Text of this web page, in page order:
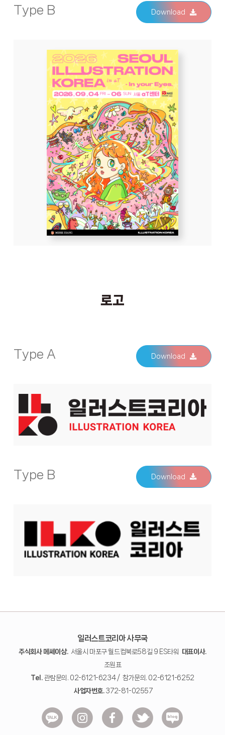
Type B Download
로고
Type A Download
Type B Download
일러스트코리아 사무국
주식회사 메쎄이상.서울시 마포구 월드컵북로58길 9 ES타워
대표이사.
조원표
Tel.관람문의. 02-6121-6234 / 참가문의. 02-6121-6252
사업자번호.372-81-02557